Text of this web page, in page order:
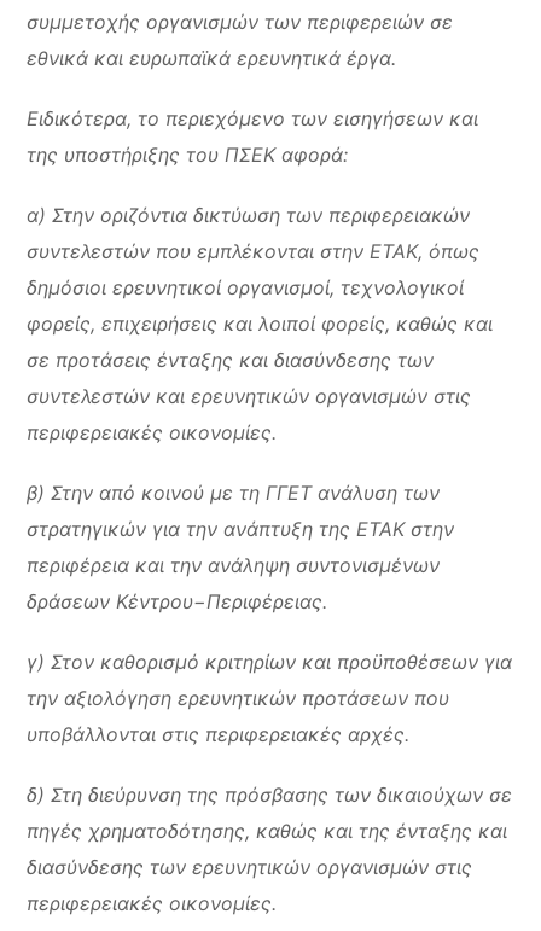
συμμετοχής οργανισμών των περιφερειών σε
εθνικά και ευρωπαϊκά ερευνητικά έργα.
Ειδικότερα, το περιεχόμενο των εισηγήσεων και
της υποστήριξης του ΠΣΕΚ αφορά:
α) Στην οριζόντια δικτύωση των περιφερειακών
συντελεστών που εμπλέκονται στην ΕΤΑΚ, όπως
δημόσιοι ερευνητικοί οργανισμοί, τεχνολογικοί
φορείς, επιχειρήσεις και λοιποί φορείς, καθώς και
σε προτάσεις ένταξης και διασύνδεσης των
συντελεστών και ερευνητικών οργανισμών στις
περιφερειακές οικονομίες.
β) Στην από κοινού με τη ΓΓΕΤ ανάλυση των
στρατηγικών για την ανάπτυξη της ΕΤΑΚ στην
περιφέρεια και την ανάληψη συντονισμένων
δράσεων Κέντρου−Περιφέρειας.
γ) Στον καθορισμό κριτηρίων και προϋποθέσεων για
την αξιολόγηση ερευνητικών προτάσεων που
υποβάλλονται στις περιφερειακές αρχές.
δ) Στη διεύρυνση της πρόσβασης των δικαιούχων σε
πηγές χρηματοδότησης, καθώς και της ένταξης και
διασύνδεσης των ερευνητικών οργανισμών στις
περιφερειακές οικονομίες.